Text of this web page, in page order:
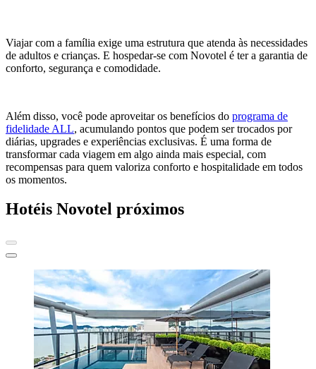
Viajar com a família exige uma estrutura que atenda às necessidades
de adultos e crianças. E hospedar-se com Novotel é ter a garantia de
conforto, segurança e comodidade.
Além disso, você pode aproveitar os benefícios do programa de
fidelidade ALL, acumulando pontos que podem ser trocados por
diárias, upgrades e experiências exclusivas. É uma forma de
transformar cada viagem em algo ainda mais especial, com
recompensas para quem valoriza conforto e hospitalidade em todos
os momentos.
Hotéis Novotel próximos